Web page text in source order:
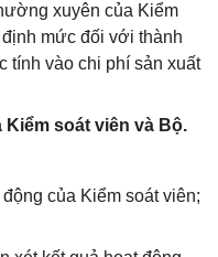
xuyên của Kiểm
mức đối với thành
tính vào chi phí sản xuất
soát viên và Bộ.
của Kiểm soát viên;